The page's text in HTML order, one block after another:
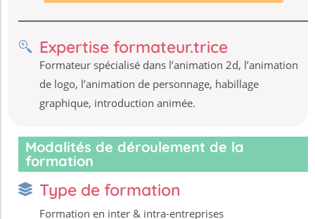
Expertise formateur.trice
Formateur spécialisé dans l’animation 2d, l’animation
de logo, l’animation de personnage, habillage
graphique, introduction animée.
Modalités de déroulement de la
formation
Type de formation
Formation en inter & intra-entreprises